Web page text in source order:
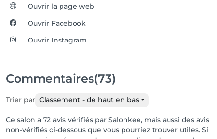
Ouvrir la page web
Ouvrir Facebook
Ouvrir Instagram
Commentaires(73)
Trier par Classement - de haut en bas
Ce salon a 72 avis vérifiés par Salonkee, mais aussi des avis
non-vérifiés ci-dessous que vous pourriez trouver utiles. Si